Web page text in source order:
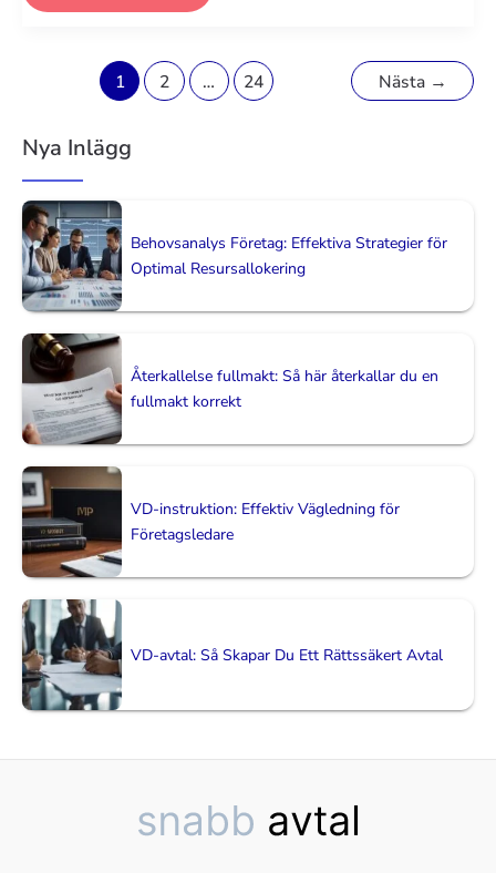
styrelsemöte,
Komplett
Guide
Paginering 1 2 … 24 Nästa →
Nya Inlägg
Behovsanalys Företag: Effektiva Strategier för
Optimal Resursallokering
Återkallelse fullmakt: Så här återkallar du en
fullmakt korrekt
VD-instruktion: Effektiv Vägledning för
Företagsledare
VD-avtal: Så Skapar Du Ett Rättssäkert Avtal